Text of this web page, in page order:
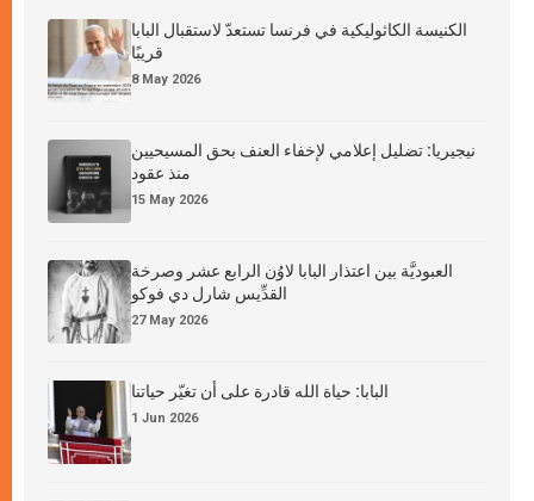
الكنيسة الكاثوليكية في فرنسا تستعدّ لاستقبال البابا
قريبًا
8 May 2026
نيجيريا: تضليل إعلامي لإخفاء العنف بحق المسيحيين
منذ عقود
15 May 2026
العبوديَّة بين اعتذار البابا لاوُن الرابع عشر وصرخة
القدِّيس شارل دي فوكو
27 May 2026
البابا: حياة الله قادرة على أن تغيّر حياتنا
1 Jun 2026